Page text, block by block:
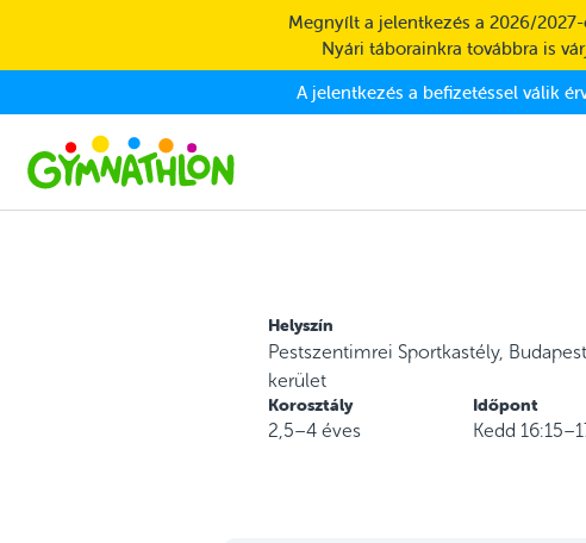
Megnyílt a jelentkezés a 2026/
Nyári táborainkra továbbra is
A jelentkezés a befizetéssel válik
Helyszín
Pestszentimrei Sportkastély, Budapest
kerület
Korosztály
2,5–4 éves
Időpont
Kedd